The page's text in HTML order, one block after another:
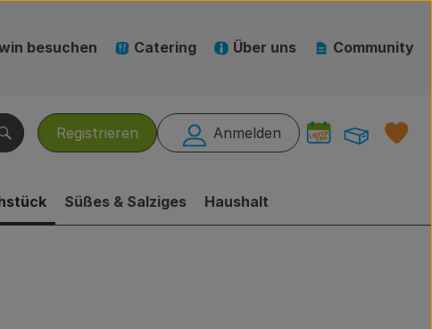
besuchen Catering Über uns Community
Registrieren Anmelden
Suchen
Süßes & Salziges Haushalt